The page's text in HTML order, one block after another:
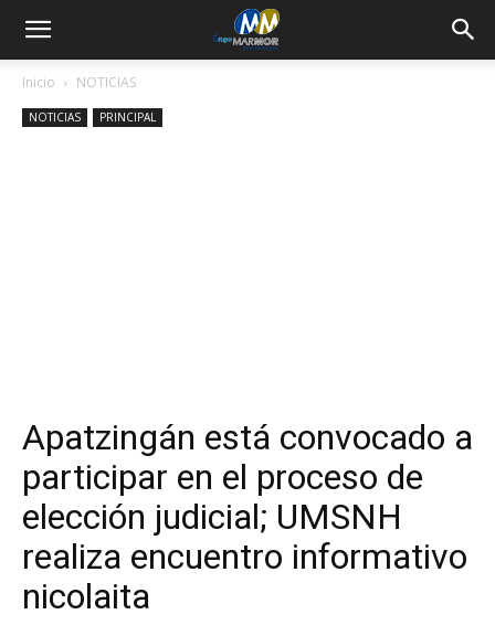
Inicio NOTICIAS
NOTICIAS PRINCIPAL
Apatzingán está convocado a
participar en el proceso de
elección judicial; UMSNH
realiza encuentro informativo
nicolaita